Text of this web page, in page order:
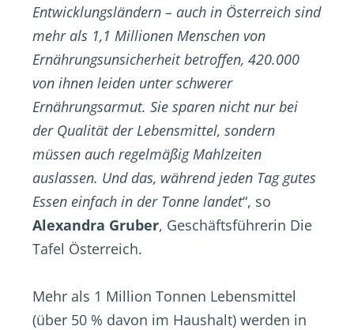
Entwicklungsländern – auch in Österreich sind
mehr als 1,1 Millionen Menschen von
Ernährungsunsicherheit betroffen, 420.000
von ihnen leiden unter schwerer
Ernährungsarmut. Sie sparen nicht nur bei
der Qualität der Lebensmittel, sondern
müssen auch regelmäßig Mahlzeiten
auslassen. Und das, während jeden Tag gutes
Essen einfach in der Tonne landet“, so
Alexandra Gruber, Geschäftsführerin Die
Tafel Österreich.
Mehr als 1 Million Tonnen Lebensmittel
(über 50 % davon im Haushalt) werden in